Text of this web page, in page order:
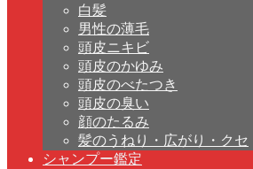
白髪
男性の薄毛
頭皮ニキビ
頭皮のかゆみ
頭皮のべたつき
頭皮の臭い
顔のたるみ
髪のうねり・広がり・クセ
シャンプー鑑定